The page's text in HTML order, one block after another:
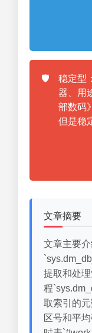
🛡️
稳定型
器、用
部数码
但是稳
文章摘要
文章主要
提取和处
程
取索引的
区号和平